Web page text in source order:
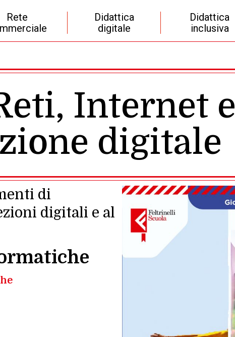
Rete
Didattica
digitale
Didattica
inclusiva
Internet e
digitale
di
digitali e al